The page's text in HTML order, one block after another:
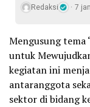
Redaksi 7
Mengusung
untuk
kegiatan ini
antaranggota
sektor di bidang